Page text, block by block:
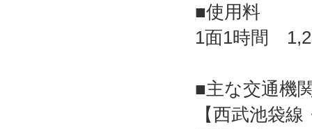
■使用料
1面1時間
■主な交通機
【西武池袋